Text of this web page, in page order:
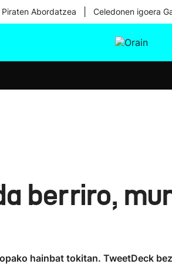
Abordatzea Celedonen igoera
berriro,
hainbat tokitan. TweetDeck